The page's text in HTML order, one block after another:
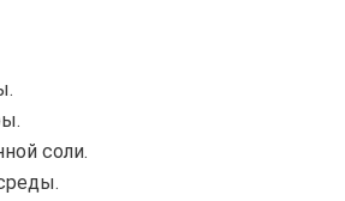
соли.